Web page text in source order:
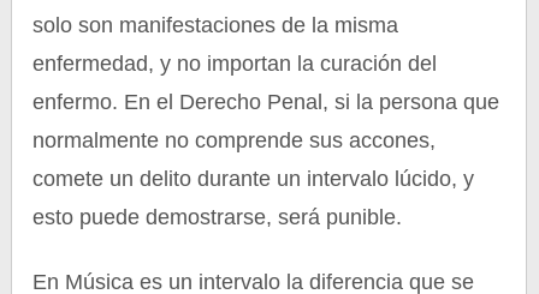
solo son manifestaciones de la misma
enfermedad, y no importan la curación del
enfermo. En el Derecho Penal, si la persona que
normalmente no comprende sus accones,
comete un delito durante un intervalo lúcido, y
esto puede demostrarse, será punible.
En Música es un intervalo la diferencia que se